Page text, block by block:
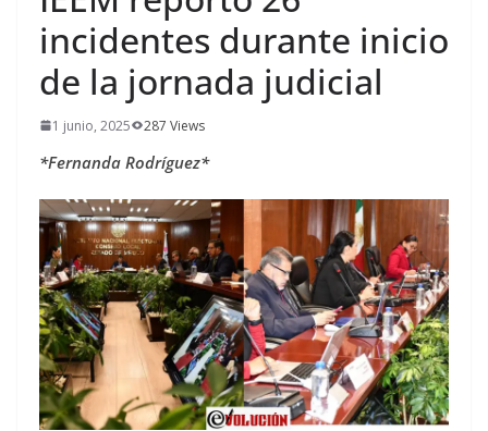
incidentes durante inicio
de la jornada judicial
1 junio, 2025 287 Views
*Fernanda Rodríguez*